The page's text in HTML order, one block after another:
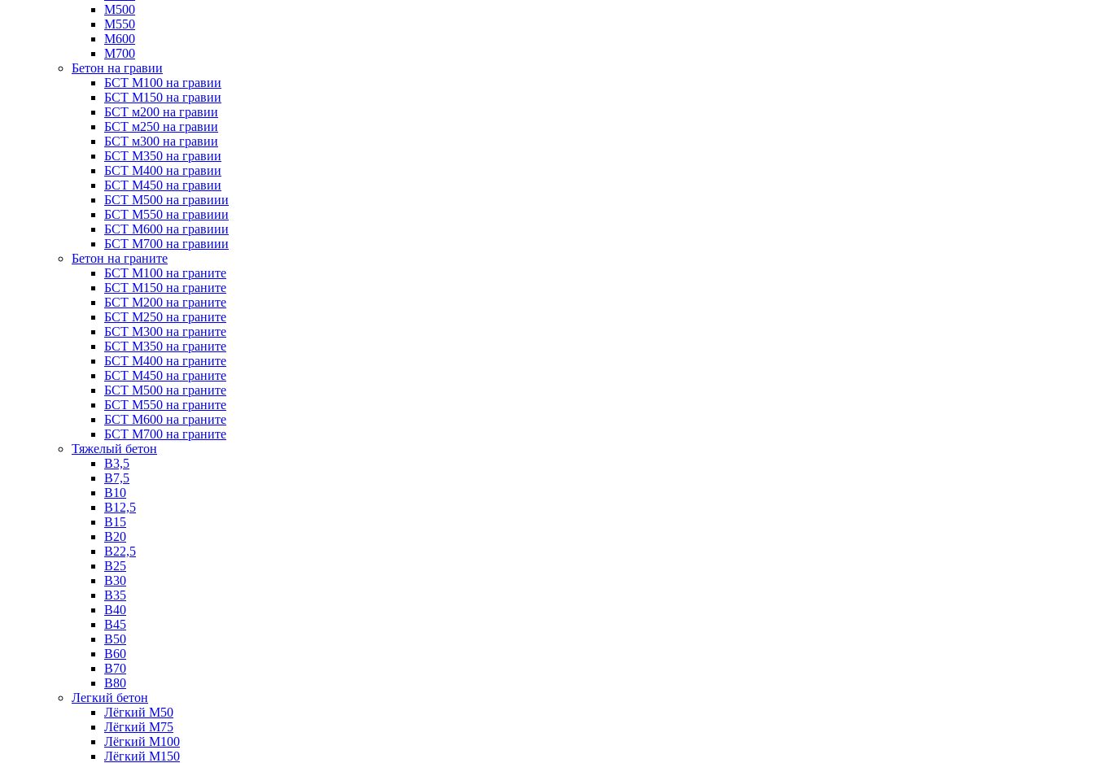
М500
М550
М600
М700
Бетон на гравии
БСТ М100 на гравии
БСТ М150 на гравии
БСТ м200 на гравии
БСТ м250 на гравии
БСТ м300 на гравии
БСТ М350 на гравии
БСТ М400 на гравии
БСТ М450 на гравии
БСТ М500 на гравиии
БСТ М550 на гравиии
БСТ М600 на гравиии
БСТ М700 на гравиии
Бетон на граните
БСТ М100 на граните
БСТ М150 на граните
БСТ М200 на граните
БСТ М250 на граните
БСТ М300 на граните
БСТ М350 на граните
БСТ М400 на граните
БСТ М450 на граните
БСТ М500 на граните
БСТ М550 на граните
БСТ М600 на граните
БСТ М700 на граните
Тяжелый бетон
В3,5
B7,5
В10
В12,5
B15
B20
В22,5
В25
B30
В35
B40
В45
B50
B60
B70
B80
Легкий бетон
Лёгкий М50
Лёгкий М75
Лёгкий М100
Лёгкий М150